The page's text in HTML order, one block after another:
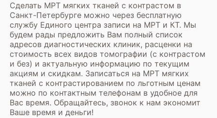
Сделать МРТ мягких тканей с контрастом в
Санкт-Петербурге можно через бесплатную
службу Единого центра записи на МРТ и КТ. Мы
будем рады предложить Вам полный список
адресов диагностических клиник, расценки на
стоимость всех видов томографии (с контрастом
и без) и актуальную информацию по текущим
акциям и скидкам. Записаться на МРТ мягких
тканей с контрастированием по льготным ценам
можно по контактным телефонам в удобное для
Вас время. Обращайтесь, звонок к нам экономит
Ваше время и деньги!